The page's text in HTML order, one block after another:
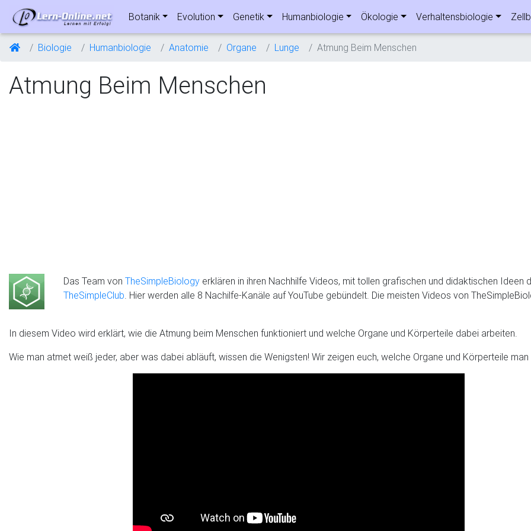
Botanik Evolution Genetik Humanbiologie Ökologie Verhaltensbiologie
Biologie Humanbiologie Anatomie Organe Lunge Atmung Beim Menschen
Atmung Beim Menschen
Das Team von TheSimpleBiology erklären in ihren Nachhilfe Videos, mit tollen grafischen und didaktischen
TheSimpleClub. Hier werden alle 8 Nachilfe-Kanäle auf YouTube gebündelt. Die meisten Videos von
In diesem Video wird erklärt, wie die Atmung beim Menschen funktioniert und welche Organe und Körperteile dabei arbeiten.
Wie man atmet weiß jeder, aber was dabei abläuft, wissen die Wenigsten! Wir zeigen euch, welche Organe und Körperteile